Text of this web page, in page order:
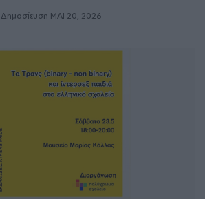
Δημοσίευση ΜΑΙ 20, 2026